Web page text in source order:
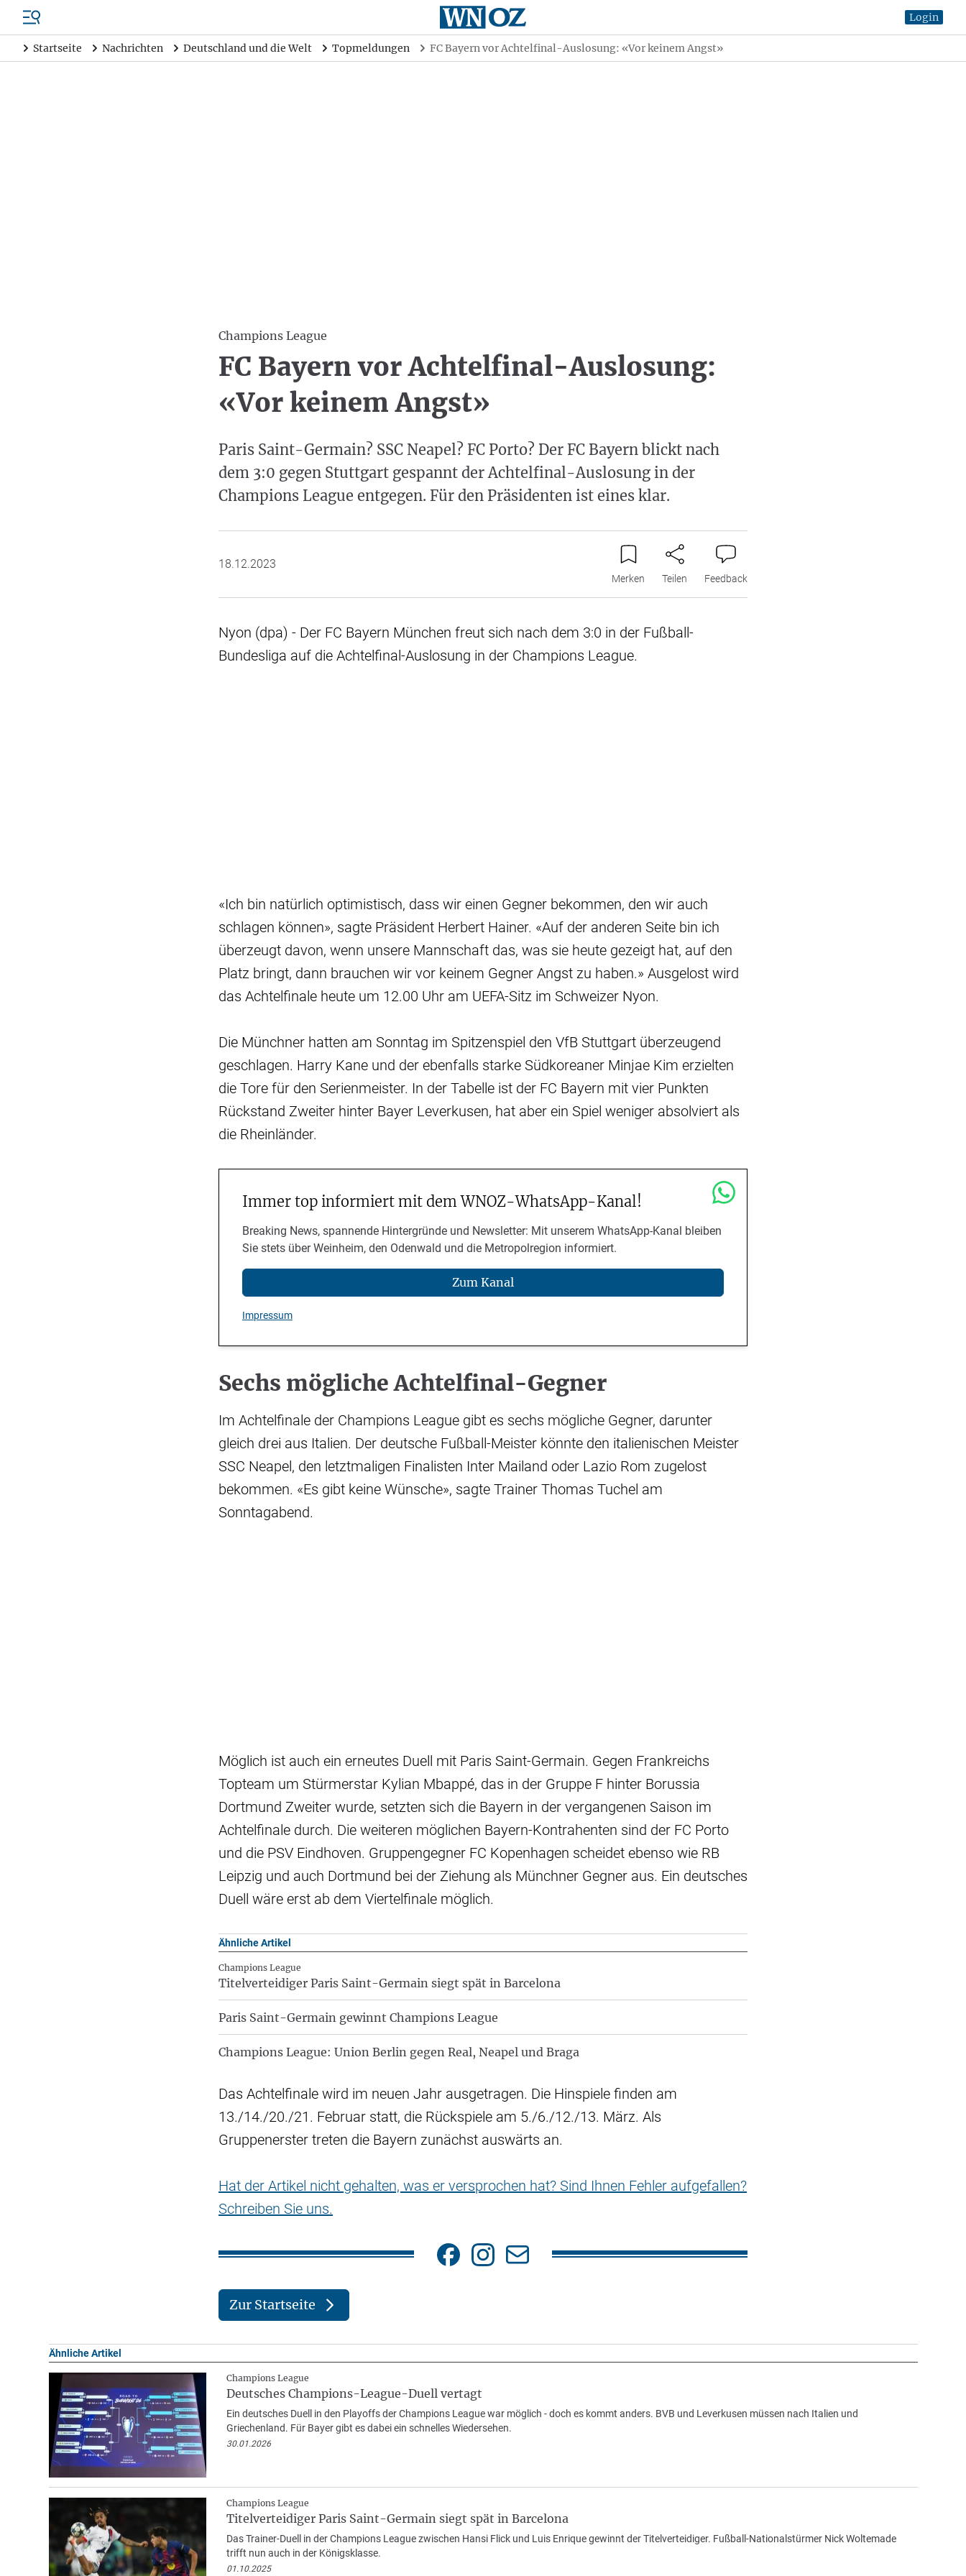
Login
Startseite Nachrichten Deutschland und die Welt Topmeldungen FC Bayern vor Achtelfinal-Auslosung: «Vor keinem Angst»
Champions League
FC Bayern vor Achtelfinal-Auslosung:
«Vor keinem Angst»
Paris Saint-Germain? SSC Neapel? FC Porto? Der FC Bayern blickt nach
dem 3:0 gegen Stuttgart gespannt der Achtelfinal-Auslosung in der
Champions League entgegen. Für den Präsidenten ist eines klar.
18.12.2023
Merken Teilen Feedback
Nyon (dpa) - Der FC Bayern München freut sich nach dem 3:0 in der Fußball-
Bundesliga auf die Achtelfinal-Auslosung in der Champions League.
«Ich bin natürlich optimistisch, dass wir einen Gegner bekommen, den wir auch
schlagen können», sagte Präsident Herbert Hainer. «Auf der anderen Seite bin ich
überzeugt davon, wenn unsere Mannschaft das, was sie heute gezeigt hat, auf den
Platz bringt, dann brauchen wir vor keinem Gegner Angst zu haben.» Ausgelost wird
das Achtelfinale heute um 12.00 Uhr am UEFA-Sitz im Schweizer Nyon.
Die Münchner hatten am Sonntag im Spitzenspiel den VfB Stuttgart überzeugend
geschlagen. Harry Kane und der ebenfalls starke Südkoreaner Minjae Kim erzielten
die Tore für den Serienmeister. In der Tabelle ist der FC Bayern mit vier Punkten
Rückstand Zweiter hinter Bayer Leverkusen, hat aber ein Spiel weniger absolviert als
die Rheinländer.
Immer top informiert mit dem WNOZ-WhatsApp-Kanal!
Breaking News, spannende Hintergründe und Newsletter: Mit unserem WhatsApp-Kanal bleiben
Sie stets über Weinheim, den Odenwald und die Metropolregion informiert.
Zum Kanal
Impressum
Sechs mögliche Achtelfinal-Gegner
Im Achtelfinale der Champions League gibt es sechs mögliche Gegner, darunter
gleich drei aus Italien. Der deutsche Fußball-Meister könnte den italienischen Meister
SSC Neapel, den letztmaligen Finalisten Inter Mailand oder Lazio Rom zugelost
bekommen. «Es gibt keine Wünsche», sagte Trainer Thomas Tuchel am
Sonntagabend.
Möglich ist auch ein erneutes Duell mit Paris Saint-Germain. Gegen Frankreichs
Topteam um Stürmerstar Kylian Mbappé, das in der Gruppe F hinter Borussia
Dortmund Zweiter wurde, setzten sich die Bayern in der vergangenen Saison im
Achtelfinale durch. Die weiteren möglichen Bayern-Kontrahenten sind der FC Porto
und die PSV Eindhoven. Gruppengegner FC Kopenhagen scheidet ebenso wie RB
Leipzig und auch Dortmund bei der Ziehung als Münchner Gegner aus. Ein deutsches
Duell wäre erst ab dem Viertelfinale möglich.
Ähnliche Artikel
Champions League
Titelverteidiger Paris Saint-Germain siegt spät in Barcelona
Paris Saint-Germain gewinnt Champions League
Champions League: Union Berlin gegen Real, Neapel und Braga
Das Achtelfinale wird im neuen Jahr ausgetragen. Die Hinspiele finden am
13./14./20./21. Februar statt, die Rückspiele am 5./6./12./13. März. Als
Gruppenerster treten die Bayern zunächst auswärts an.
Hat der Artikel nicht gehalten, was er versprochen hat? Sind Ihnen Fehler aufgefallen?
Schreiben Sie uns.
Zur Startseite
Ähnliche Artikel
Champions League
Deutsches Champions-League-Duell vertagt
Ein deutsches Duell in den Playoffs der Champions League war möglich - doch es kommt anders. BVB und Leverkusen müssen nach Italien und
Griechenland. Für Bayer gibt es dabei ein schnelles Wiedersehen.
30.01.2026
Champions League
Titelverteidiger Paris Saint-Germain siegt spät in Barcelona
Das Trainer-Duell in der Champions League zwischen Hansi Flick und Luis Enrique gewinnt der Titelverteidiger. Fußball-Nationalstürmer Nick Woltemade
trifft nun auch in der Königsklasse.
01.10.2025